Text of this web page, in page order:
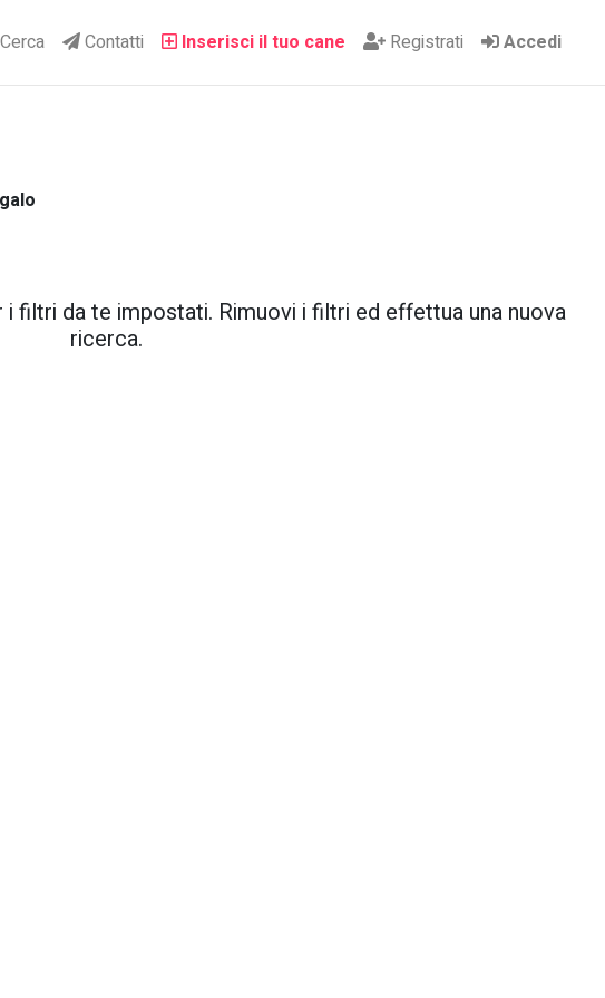
Cerca Contatti Inserisci il tuo cane Registrati Accedi
filtri da te impostati. Rimuovi i filtri ed effettua una nuova
ricerca.